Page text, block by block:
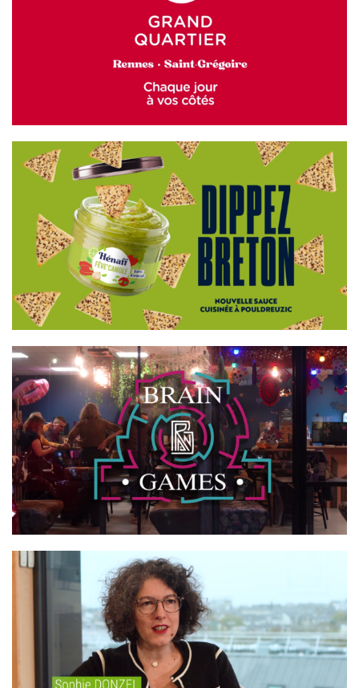
GRAND QUARTIER
HÉNAFF
BRAIN GAMES
NÉOTOA – BIODIVERSITÉ